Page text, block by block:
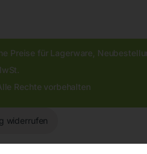
Preise für Lagerware,
Rechte vorbehalten
widerrufen